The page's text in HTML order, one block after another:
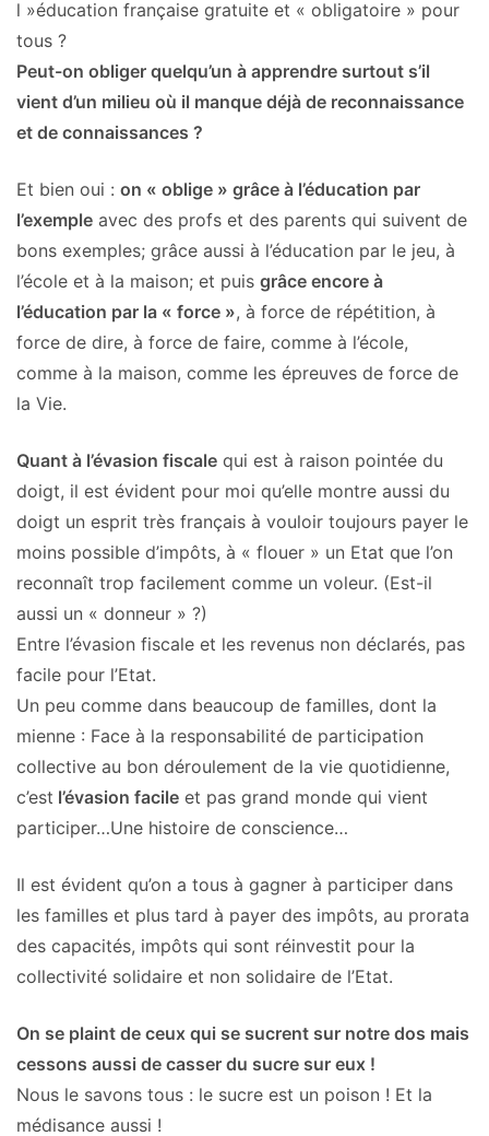
l »éducation française gratuite et « obligatoire » pour
tous ?
Peut-on obliger quelqu’un à apprendre surtout s’il
vient d’un milieu où il manque déjà de reconnaissance
et de connaissances ?
Et bien oui : on « oblige » grâce à l’éducation par
l’exemple avec des profs et des parents qui suivent de
bons exemples; grâce aussi à l’éducation par le jeu, à
l’école et à la maison; et puis grâce encore à
l’éducation par la « force », à force de répétition, à
force de dire, à force de faire, comme à l’école,
comme à la maison, comme les épreuves de force de
la Vie.
Quant à l’évasion fiscale qui est à raison pointée du
doigt, il est évident pour moi qu’elle montre aussi du
doigt un esprit très français à vouloir toujours payer le
moins possible d’impôts, à « flouer » un Etat que l’on
reconnaît trop facilement comme un voleur. (Est-il
aussi un « donneur » ?)
Entre l’évasion fiscale et les revenus non déclarés, pas
facile pour l’Etat.
Un peu comme dans beaucoup de familles, dont la
mienne : Face à la responsabilité de participation
collective au bon déroulement de la vie quotidienne,
c’est l’évasion facile et pas grand monde qui vient
participer…Une histoire de conscience…
Il est évident qu’on a tous à gagner à participer dans
les familles et plus tard à payer des impôts, au prorata
des capacités, impôts qui sont réinvestit pour la
collectivité solidaire et non solidaire de l’Etat.
On se plaint de ceux qui se sucrent sur notre dos mais
cessons aussi de casser du sucre sur eux !
Nous le savons tous : le sucre est un poison ! Et la
médisance aussi !